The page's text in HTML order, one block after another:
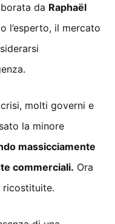
da Raphaël
l’esperto, il mercato
molti governi e
la minore
massicciamente
commerciali. Ora
ricostituite.